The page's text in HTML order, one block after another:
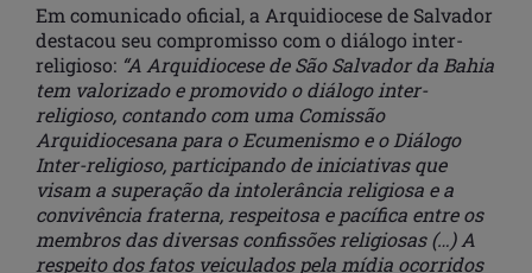
Em comunicado oficial, a Arquidiocese de Salvador
destacou seu compromisso com o diálogo inter-
religioso: “A Arquidiocese de São Salvador da Bahia
tem valorizado e promovido o diálogo inter-
religioso, contando com uma Comissão
Arquidiocesana para o Ecumenismo e o Diálogo
Inter-religioso, participando de iniciativas que
visam a superação da intolerância religiosa e a
convivência fraterna, respeitosa e pacífica entre os
membros das diversas confissões religiosas (…) A
respeito dos fatos veiculados pela mídia ocorridos